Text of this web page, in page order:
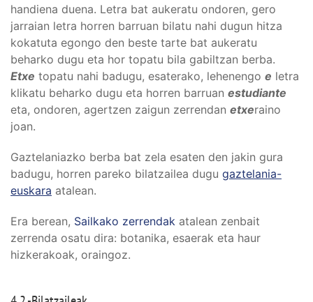
handiena duena. Letra bat aukeratu ondoren, gero
jarraian letra horren barruan bilatu nahi dugun hitza
kokatuta egongo den beste tarte bat aukeratu
beharko dugu eta hor topatu bila gabiltzan berba.
Etxe topatu nahi badugu, esaterako, lehenengo e letra
klikatu beharko dugu eta horren barruan estudiante
eta, ondoren, agertzen zaigun zerrendan etxeraino
joan.
Gaztelaniazko berba bat zela esaten den jakin gura
badugu, horren pareko bilatzailea dugu gaztelania-
euskara atalean.
Era berean, Sailkako zerrendak atalean zenbait
zerrenda osatu dira: botanika, esaerak eta haur
hizkerakoak, oraingoz.